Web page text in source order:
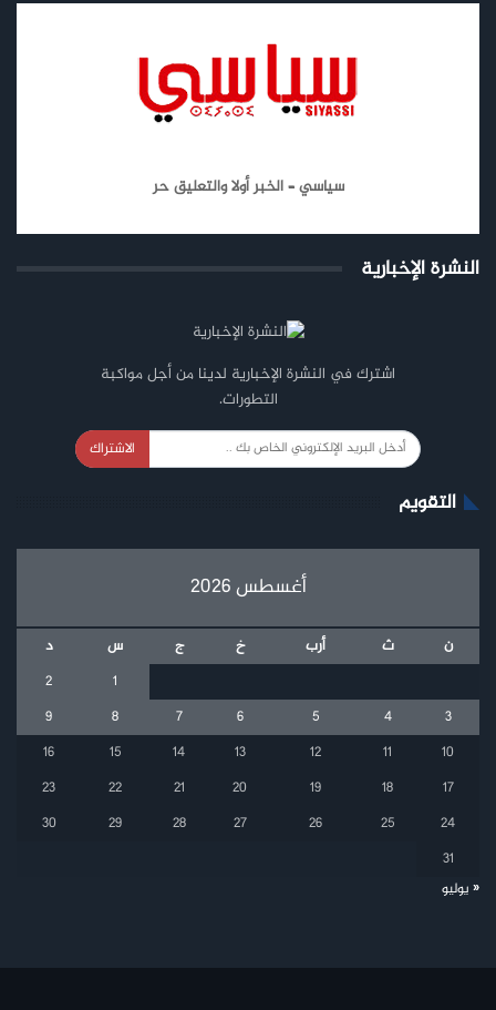
سياسي – الخبر أولا والتعليق حر
النشرة الإخبارية
اشترك في النشرة الإخبارية لدينا من أجل مواكبة
التطورات.
الاشتراك
التقويم
أغسطس 2026
ن ث أرب خ ج س
د
1
2
3
4
5
6
7
8
9
10
11
12
13
14
15
16
17
18
19
20
21
22
23
24
25
26
27
28
29
30
31
« يوليو